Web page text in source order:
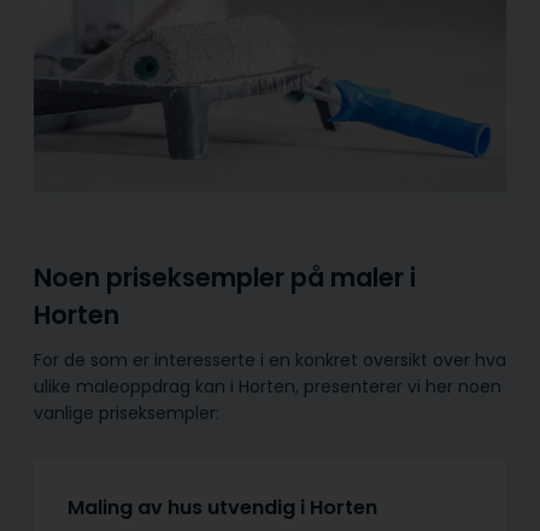
Noen priseksempler på maler i
Horten
For de som er interesserte i en konkret oversikt over hva
ulike maleoppdrag kan i Horten, presenterer vi her noen
vanlige priseksempler:
Maling av hus utvendig i Horten